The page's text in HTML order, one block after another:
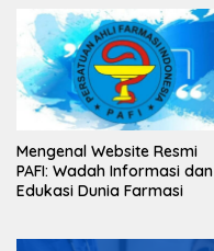
Mengenal Website Resmi
PAFI: Wadah Informasi dan
Edukasi Dunia Farmasi